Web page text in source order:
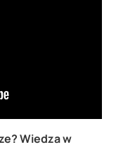
Wiedza w